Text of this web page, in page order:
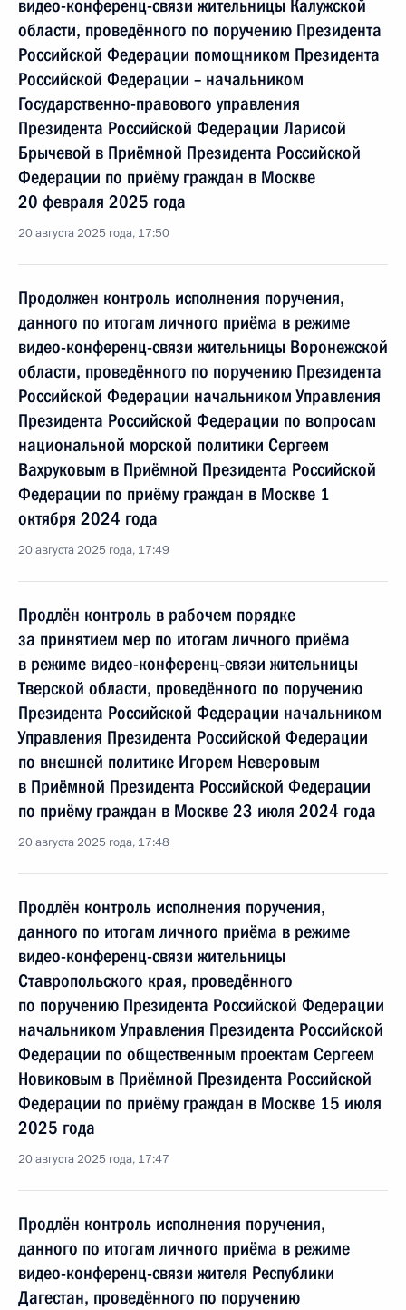
видео-конференц-связи жительницы Калужской
области, проведённого по поручению Президента
Российской Федерации помощником Президента
Российской Федерации – начальником
Государственно-правового управления
Президента Российской Федерации Ларисой
Брычевой в Приёмной Президента Российской
Федерации по приёму граждан в Москве
20 февраля 2025 года
20 августа 2025 года, 17:50
Продолжен контроль исполнения поручения,
данного по итогам личного приёма в режиме
видео-конференц-связи жительницы Воронежской
области, проведённого по поручению Президента
Российской Федерации начальником Управления
Президента Российской Федерации по вопросам
национальной морской политики Сергеем
Вахруковым в Приёмной Президента Российской
Федерации по приёму граждан в Москве 1
октября 2024 года
20 августа 2025 года, 17:49
Продлён контроль в рабочем порядке
за принятием мер по итогам личного приёма
в режиме видео-конференц-связи жительницы
Тверской области, проведённого по поручению
Президента Российской Федерации начальником
Управления Президента Российской Федерации
по внешней политике Игорем Неверовым
в Приёмной Президента Российской Федерации
по приёму граждан в Москве 23 июля 2024 года
20 августа 2025 года, 17:48
Продлён контроль исполнения поручения,
данного по итогам личного приёма в режиме
видео-конференц-связи жительницы
Ставропольского края, проведённого
по поручению Президента Российской Федерации
начальником Управления Президента Российской
Федерации по общественным проектам Сергеем
Новиковым в Приёмной Президента Российской
Федерации по приёму граждан в Москве 15 июля
2025 года
20 августа 2025 года, 17:47
Продлён контроль исполнения поручения,
данного по итогам личного приёма в режиме
видео-конференц-связи жителя Республики
Дагестан, проведённого по поручению